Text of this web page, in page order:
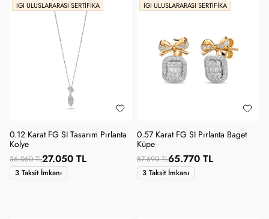
IGI ULUSLARARASI SERTIFIKA
0.12 Karat FG SI Tasarım Pırlanta
Kolye
36.060 TL27.050 TL
3 Taksit İmkanı
IGI ULUSLARARASI SERTIFIKA
0.57 Karat FG SI Pırlanta Baget
Küpe
87.690 TL65.770 TL
3 Taksit İmkanı